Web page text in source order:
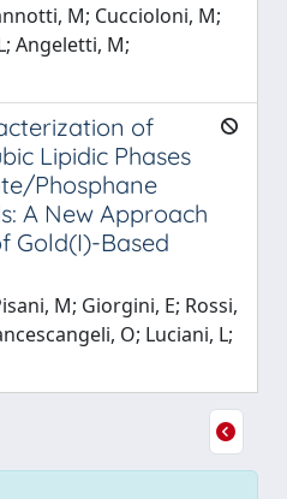
M; Cuccioloni, M;
Angeletti, M;
of
Lipidic Phases
Phosphane
A New Approach
Gold(I)-Based
M; Giorgini, E; Rossi,
O; Luciani, L;